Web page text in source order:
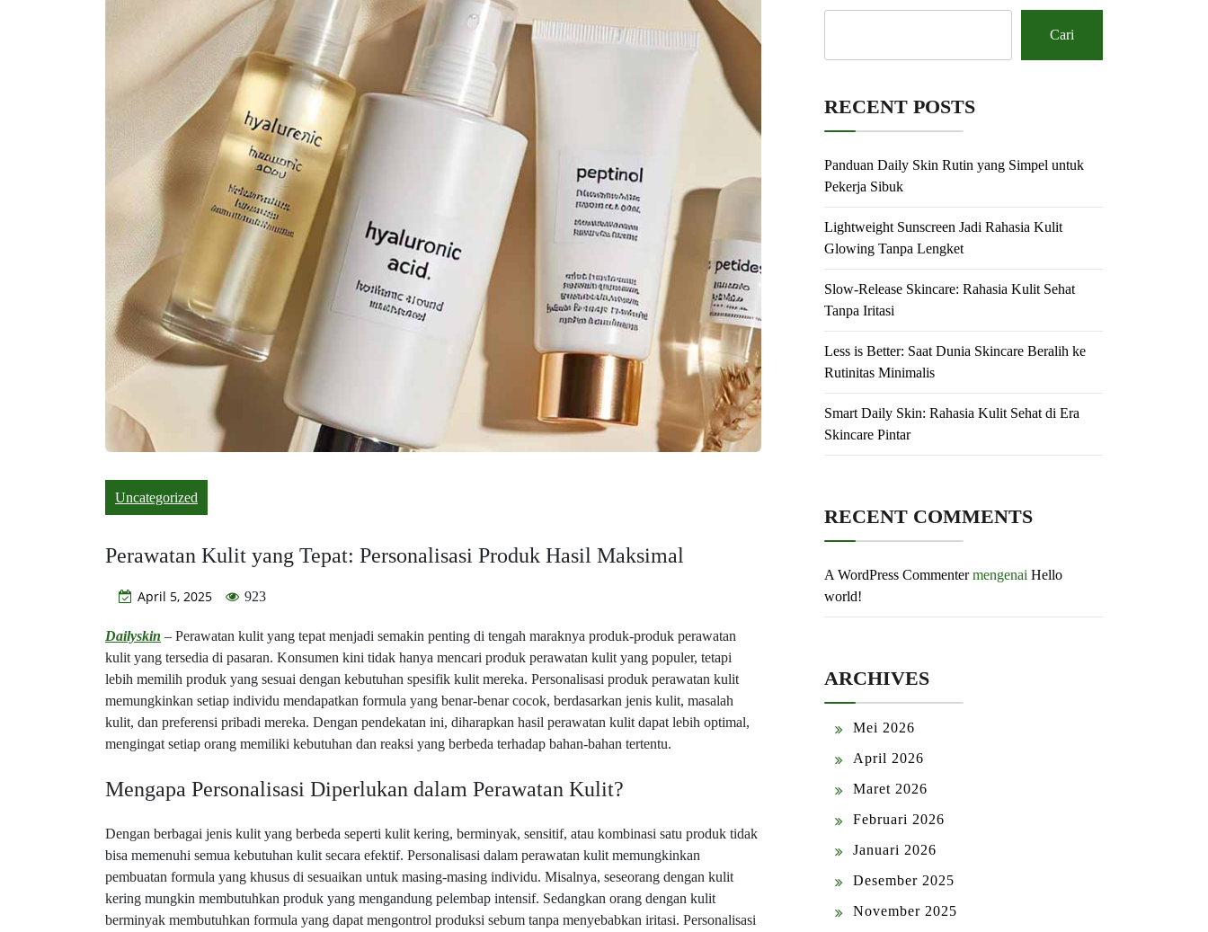
Uncategorized
Perawatan Kulit yang Tepat: Personalisasi Produk Hasil Maksimal
April 5, 2025 923
Dailyskin – Perawatan kulit yang tepat menjadi semakin penting di tengah maraknya produk-produk perawatan
kulit yang tersedia di pasaran. Konsumen kini tidak hanya mencari produk perawatan kulit yang populer, tetapi
lebih memilih produk yang sesuai dengan kebutuhan spesifik kulit mereka. Personalisasi produk perawatan kulit
memungkinkan setiap individu mendapatkan formula yang benar-benar cocok, berdasarkan jenis kulit, masalah
kulit, dan preferensi pribadi mereka. Dengan pendekatan ini, diharapkan hasil perawatan kulit dapat lebih optimal,
mengingat setiap orang memiliki kebutuhan dan reaksi yang berbeda terhadap bahan-bahan tertentu.
Mengapa Personalisasi Diperlukan dalam Perawatan Kulit?
Dengan berbagai jenis kulit yang berbeda seperti kulit kering, berminyak, sensitif, atau kombinasi satu produk tidak
bisa memenuhi semua kebutuhan kulit secara efektif. Personalisasi dalam perawatan kulit memungkinkan
pembuatan formula yang khusus di sesuaikan untuk masing-masing individu. Misalnya, seseorang dengan kulit
kering mungkin membutuhkan produk yang mengandung pelembap intensif. Sedangkan orang dengan kulit
berminyak membutuhkan formula yang dapat mengontrol produksi sebum tanpa menyebabkan iritasi. Personalisasi
Cari
RECENT POSTS
Panduan Daily Skin Rutin yang Simpel untuk
Pekerja Sibuk
Lightweight Sunscreen Jadi Rahasia Kulit
Glowing Tanpa Lengket
Slow-Release Skincare: Rahasia Kulit Sehat
Tanpa Iritasi
Less is Better: Saat Dunia Skincare Beralih ke
Rutinitas Minimalis
Smart Daily Skin: Rahasia Kulit Sehat di Era
Skincare Pintar
RECENT COMMENTS
A WordPress Commentermengenai Hello
world!
ARCHIVES
Mei 2026
April 2026
Maret 2026
Februari 2026
Januari 2026
Desember 2025
November 2025